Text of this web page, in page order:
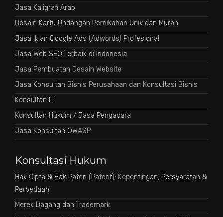
Jasa Kaligrafi Arab
Desain Kartu Undangan Pernikahan Unik dan Murah
Jasa Iklan Google Ads (Adwords) Profesional
Jasa Web SEO Terbaik di Indonesia
Jasa Pembuatan Desain Website
Jasa Konsultan Bisnis Perusahaan dan Konsultasi Bisnis
Konsultan IT
Konsultan Hukum / Jasa Pengacara
Jasa Konsultan OWASP
Konsultasi Hukum
Hak Cipta & Hak Paten (Patent): Kepentingan, Persyaratan &
Perbedaan
Merek Dagang dan Trademark